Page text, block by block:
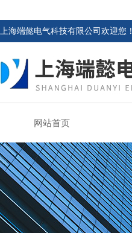
上海端懿电气科技有限公司欢迎您！
网站首页